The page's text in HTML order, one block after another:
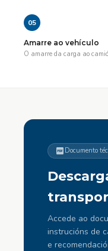
05
Amarre ao vehículo
O amarre da carga ao
Documento
Accede ao
instrucións de
e